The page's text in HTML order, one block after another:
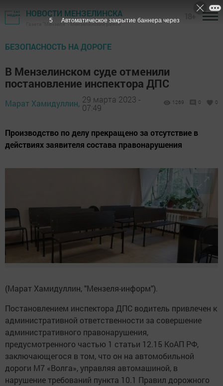
НОВОСТИ МЕНЗЕЛИНСКА
Газета "Мензеля" - Мензелинский район
БЕЗОПАСНОСТЬ НА ДОРОГЕ
В Мензелинском суде отменили
постановление инспектора ДПС
Марат Хамидуллин, 29 марта 2023 -
07:49
1269 0 0
Производство по делу прекращено за отсутствие в
действиях заявителя состава правонарушения
(Марат Хамидуллин, "Мензеля-информ").
Постановлением инспектора ДПС водитель привлечен к
административной ответственности за совершение
административного правонарушения,
предусмотренного частью 1 статьи 12.15 КоАП РФ,
заключающегося в том, что он на автомобильной
дороги М7 «Волга», управляя автомашиной, в
нарушение требований пункта 10.1 Правил дорожного
4 Автоматическое закрытие баннера через